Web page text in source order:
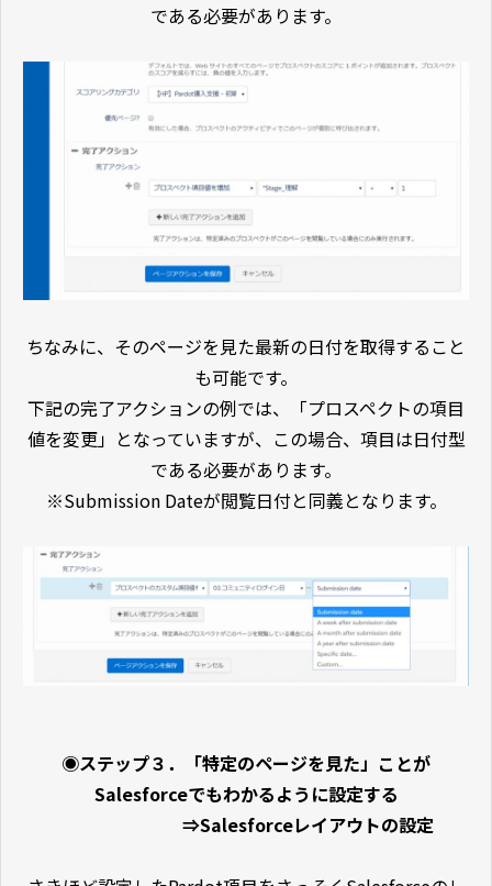
である必要があります。
ちなみに、そのページを見た最新の日付を取得すること
も可能です。
下記の完了アクションの例では、「プロスペクトの項目
値を変更」となっていますが、この場合、項目は日付型
である必要があります。
※Submission Dateが閲覧日付と同義となります。
◉ステップ３．「特定のページを見た」ことが
Salesforceでもわかるように設定する
⇒Salesforceレイアウトの設定